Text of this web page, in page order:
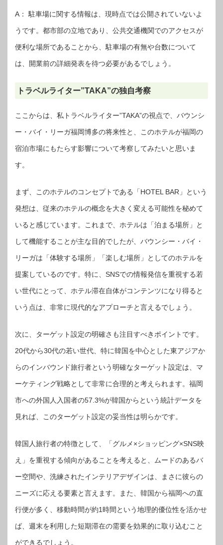
A： 駐車場に関する情報は、現時点では公開されていないよ
うです。都市部の立地であり、公共交通機関でのアクセスが
便利な場所であることから、駐車場の有無や台数について
は、開業前の詳細発表を待つ必要があるでしょう。
トラベルライター”TAKA”の独自考察
ここからは、私トラベルライター”TAKA”の視点で、バウンシ
ー・バイ・リーガ福岡博多の将来性と、このホテルが福岡の
宿泊市場にもたらす影響について考察してみたいと思いま
す。
まず、このホテルのコンセプトである「HOTEL BAR」という
発想は、従来のホテルの概念を大きく変える可能性を秘めて
いると感じています。これまで、ホテルは「泊まる場所」と
して機能することが主な目的でしたが、バウンシー・バイ・
リーガは「体験する場所」「楽しむ場所」としてのホテルを
提案しているのです。特に、SNSでの情報発信を重視する若
い世代にとって、ホテル滞在自体がコンテンツになり得ると
いう点は、非常に現代的なアプローチと言えるでしょう。
次に、ターゲット設定の明確さも注目すべきポイントです。
20代から30代の若い世代、特に韓国を中心とした東アジアか
らのインバウンド旅行者という明確なターゲット設定は、マ
ーケティング戦略として非常に合理的と考えられます。福岡
市への外国人入国者の57.3%が韓国からという統計データを
見れば、このターゲット設定の妥当性は明らかです。
韓国人旅行者の特徴として、「グルメ×ショッピング×SNS映
え」を重視する傾向があることを考えると、ムードのあるバ
ー空間や、洗練されたインテリアデザインは、まさに彼らの
ニーズに応える要素と言えます。また、韓国から福岡への直
行便が多く、移動時間が約1時間という地理的優位性を活かせ
ば、週末を利用した短期滞在の需要を効果的に取り込むこと
ができるでしょう。